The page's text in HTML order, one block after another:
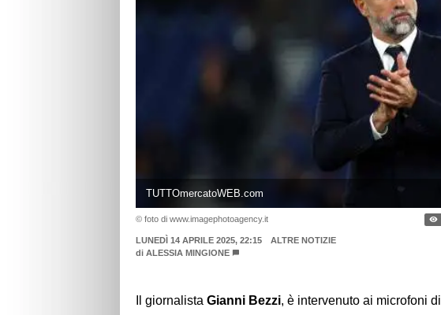
TUTTOmercatoWEB.com
© foto di www.imagephotoagency.it
LUNEDÌ 14 APRILE 2025, 22:15
ALTRE NOTIZIE
di ALESSIA MINGIONE
Il giornalista Gianni Bezzi, è intervenuto ai microfoni di